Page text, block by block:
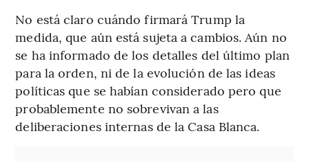
No está claro cuándo firmará Trump la
medida, que aún está sujeta a cambios. Aún no
se ha informado de los detalles del último plan
para la orden, ni de la evolución de las ideas
políticas que se habían considerado pero que
probablemente no sobrevivan a las
deliberaciones internas de la Casa Blanca.